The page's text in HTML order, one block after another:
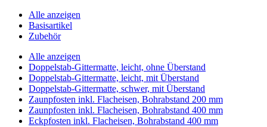
Alle anzeigen
Basisartikel
Zubehör
Alle anzeigen
Doppelstab-Gittermatte, leicht, ohne Überstand
Doppelstab-Gittermatte, leicht, mit Überstand
Doppelstab-Gittermatte, schwer, mit Überstand
Zaunpfosten inkl. Flacheisen, Bohrabstand 200 mm
Zaunpfosten inkl. Flacheisen, Bohrabstand 400 mm
Eckpfosten inkl. Flacheisen, Bohrabstand 400 mm